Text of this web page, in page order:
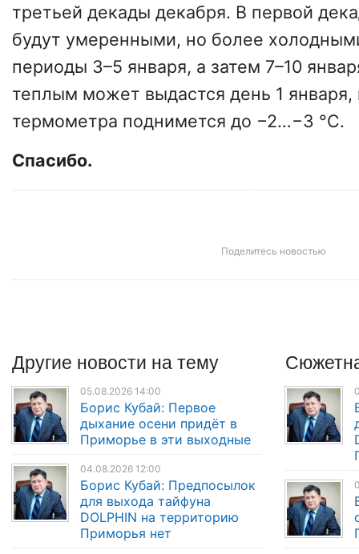
третьей декады декабря. В первой
будут умеренными, но более
периоды 3–5 января, а затем 7–10
теплым может выдастся день 1 января,
термометра поднимется до −2…−3 °С.
Спасибо.
Поделитесь новостью
Другие новости на тему
05.08.2026 14:00
Борис Кубай: Первое
дыхание осени придёт в
Приморье в эти выходные
04.08.2026 12:00
Борис Кубай: Предпосылок
для выхода тайфуна
DOLPHIN на территорию
Приморья нет